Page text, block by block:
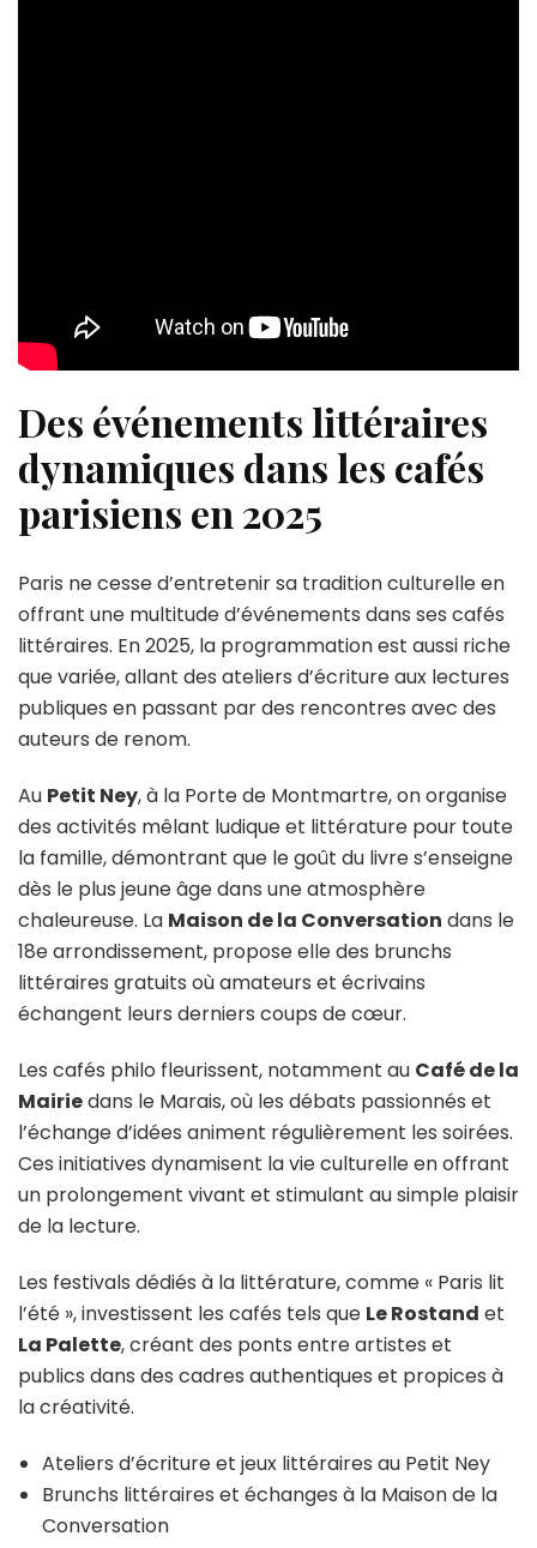
Des événements littéraires
dynamiques dans les cafés
parisiens en 2025
Paris ne cesse d’entretenir sa tradition culturelle en
offrant une multitude d’événements dans ses cafés
littéraires. En 2025, la programmation est aussi riche
que variée, allant des ateliers d’écriture aux lectures
publiques en passant par des rencontres avec des
auteurs de renom.
Au Petit Ney, à la Porte de Montmartre, on organise
des activités mêlant ludique et littérature pour toute
la famille, démontrant que le goût du livre s’enseigne
dès le plus jeune âge dans une atmosphère
chaleureuse. La Maison de la Conversation dans le
18e arrondissement, propose elle des brunchs
littéraires gratuits où amateurs et écrivains
échangent leurs derniers coups de cœur.
Les cafés philo fleurissent, notamment au Café de la
Mairiedans le Marais, où les débats passionnés et
l’échange d’idées animent régulièrement les soirées.
Ces initiatives dynamisent la vie culturelle en offrant
un prolongement vivant et stimulant au simple plaisir
de la lecture.
Les festivals dédiés à la littérature, comme « Paris lit
l’été », investissent les cafés tels que Le Rostand et
La Palette, créant des ponts entre artistes et
publics dans des cadres authentiques et propices à
la créativité.
Ateliers d’écriture et jeux littéraires au Petit Ney
Brunchs littéraires et échanges à la Maison de la
Conversation